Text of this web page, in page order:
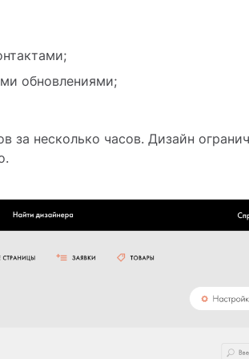
обновлениями;
за несколько часов. Дизайн